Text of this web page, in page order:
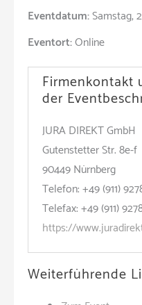
Eventdatum:Samstag,
Eventort:Online
Firmenkontakt
der
JURA DIREKT GmbH
Gutenstetter Str. 8e-f
90449 Nürnberg
Telefon: +49 (911)
Telefax: +49 (911)
https://
Weiterführende